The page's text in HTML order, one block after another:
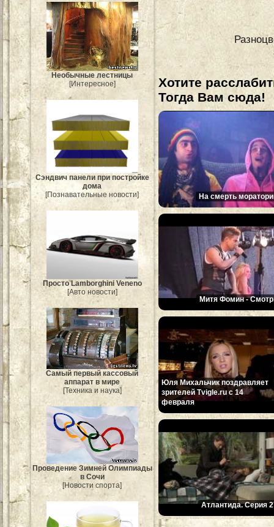
Необычные лестницы
[Интересное]
Сэндвич панели при постройке
дома
[Познавательные новости]
Просто Lamborghini Veneno
[Авто новости]
Самый первый кассовый
аппарат в мире
[Техника и наука]
Проведение Зимней Олимпиады
в Сочи
[Новости спорта]
Хотите
Тогда Вам сюда!
На смерть
Митя Фомин -
Юля Михальчик поздравляет
зрителей Tvigle.ru с 14
февраля
Атлантида. Серия